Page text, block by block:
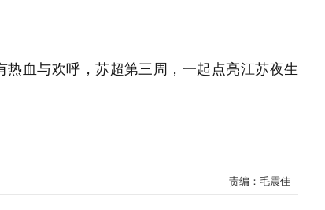
血与欢呼，苏超第三周，一起点亮江苏夜生
责编：毛震佳